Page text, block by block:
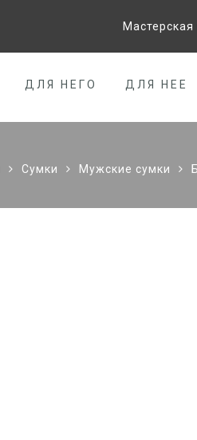
ДЛЯ НЕГО ДЛЯ НЕЕ
Сумки Мужские сумки